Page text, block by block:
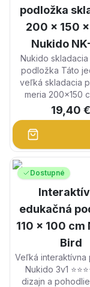
podložka
200 x 150 x
Nukido
Nukido
podložka Táto
veľká skladacia
meria 200x150
mnoho
Poskytne
19,40 €
Dostupné
edukačná
110 x 100 cm
Bird
Veľká interaktívna
Nukido 3v1
dizajn a